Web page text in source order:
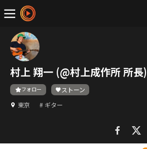
村上 翔一 (@村上成作所 所長)
フォロー
ストーン
東京
# ギター